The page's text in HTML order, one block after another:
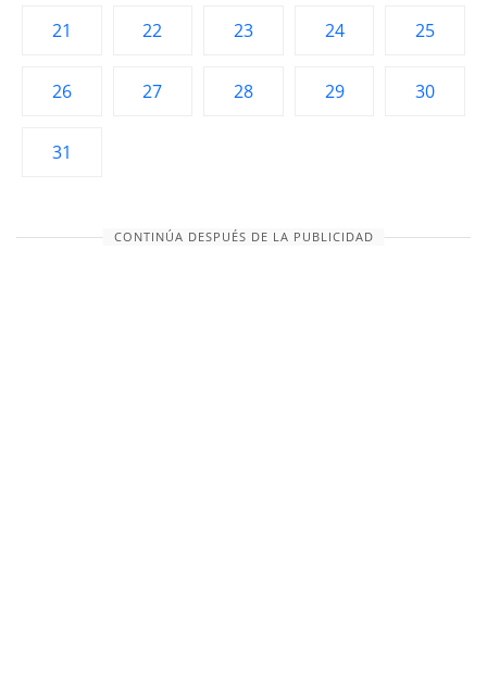
21 22 23 24 25
26 27 28 29 30
31
CONTINÚA DESPUÉS DE LA PUBLICIDAD